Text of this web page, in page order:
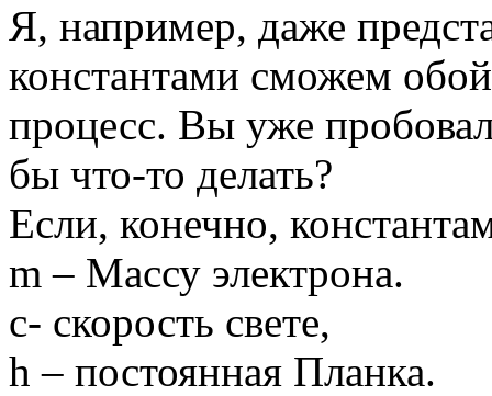
Я, например, даже
константами сможем
процесс. Вы уже
бы что-то делать?
Если, конечно,
m – Массу электрона.
с- скорость свете,
h – постоянная Планка.